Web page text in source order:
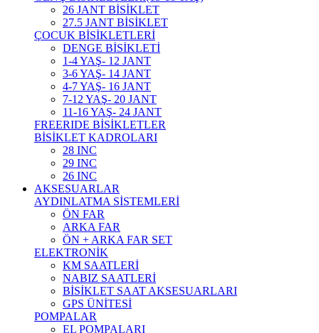
26 JANT BİSİKLET
27.5 JANT BİSİKLET
ÇOCUK BİSİKLETLERİ
DENGE BİSİKLETİ
1-4 YAŞ- 12 JANT
3-6 YAŞ- 14 JANT
4-7 YAŞ- 16 JANT
7-12 YAŞ- 20 JANT
11-16 YAŞ- 24 JANT
FREERIDE BİSİKLETLER
BİSİKLET KADROLARI
28 INC
29 INC
26 INC
AKSESUARLAR
AYDINLATMA SİSTEMLERİ
ÖN FAR
ARKA FAR
ÖN + ARKA FAR SET
ELEKTRONİK
KM SAATLERİ
NABIZ SAATLERİ
BİSİKLET SAAT AKSESUARLARI
GPS ÜNİTESİ
POMPALAR
EL POMPALARI